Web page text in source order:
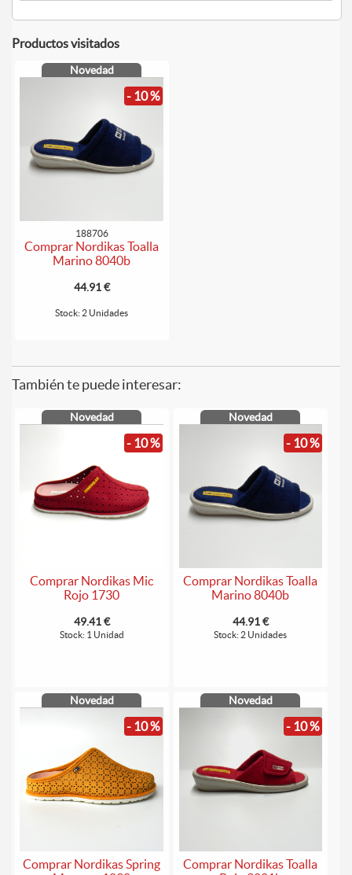
Productos visitados
Novedad
- 10 %
188706
Comprar Nordikas Toalla
Marino 8040b
44.91 €
Stock: 2 Unidades
También te puede interesar:
Novedad
- 10 %
Comprar Nordikas Mic
Rojo 1730
49.41 €
Stock: 1 Unidad
Novedad
- 10 %
Comprar Nordikas Toalla
Marino 8040b
44.91 €
Stock: 2 Unidades
Novedad
- 10 %
Comprar Nordikas Spring
Novedad
- 10 %
Comprar Nordikas Toalla